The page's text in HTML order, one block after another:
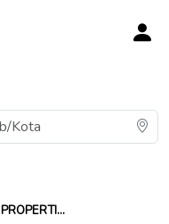
PROPERTI...